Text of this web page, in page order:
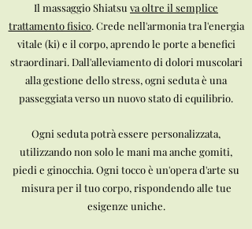
Il massaggio Shiatsu va oltre il semplice
trattamento fisico. Crede nell'armonia tra l'energia
vitale (ki) e il corpo, aprendo le porte a benefici
straordinari. Dall'alleviamento di dolori muscolari
alla gestione dello stress, ogni seduta è una
passeggiata verso un nuovo stato di equilibrio.
Ogni seduta potrà essere personalizzata,
utilizzando non solo le mani ma anche gomiti,
piedi e ginocchia. Ogni tocco è un'opera d'arte su
misura per il tuo corpo, rispondendo alle tue
esigenze uniche.